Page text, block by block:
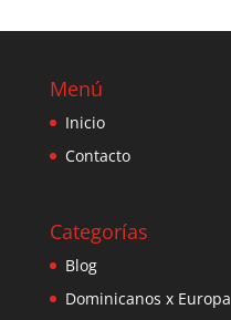
Menú
Inicio
Contacto
Categorías
Blog
Dominicanos x Europa